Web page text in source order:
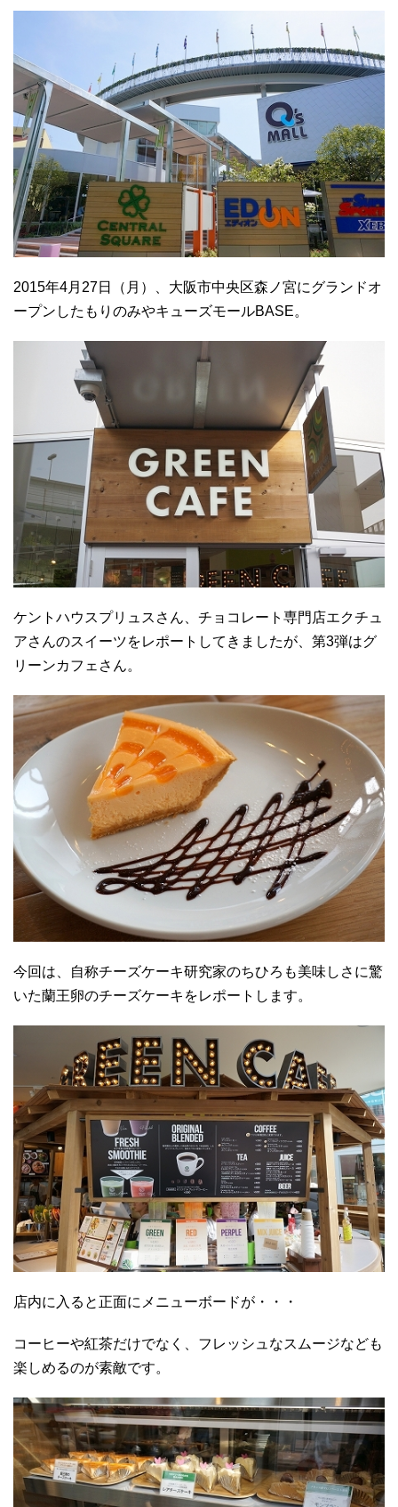
2015年4月27日（月）、大阪市中央区森ノ宮にグランドオ
ープンしたもりのみやキューズモールBASE。
ケントハウスプリュスさん、チョコレート専門店エクチュ
アさんのスイーツをレポートしてきましたが、第3弾はグ
リーンカフェさん。
今回は、自称チーズケーキ研究家のちひろも美味しさに驚
いた蘭王卵のチーズケーキをレポートします。
店内に入ると正面にメニューボードが・・・
コーヒーや紅茶だけでなく、フレッシュなスムージなども
楽しめるのが素敵です。